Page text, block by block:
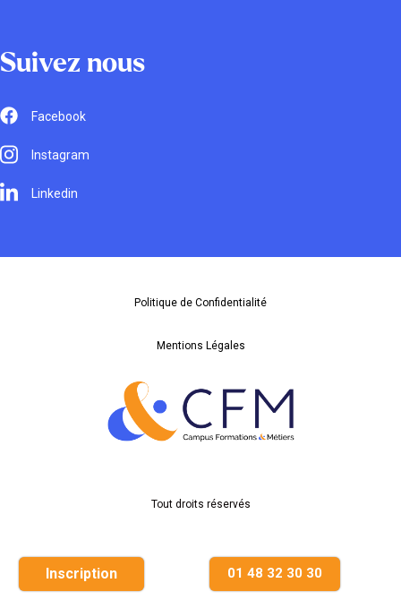
Suivez nous
Facebook
Instagram
Linkedin
Tout droits réservés
Politique de Confidentialité
Mentions Légales
Inscription 01 48 32 30 30